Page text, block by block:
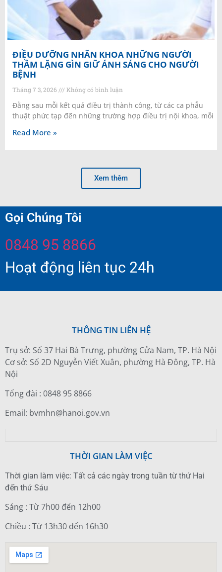
ĐIỀU DƯỠNG NHÃN KHOA NHỮNG NGƯỜI
THẦM LẶNG GÌN GIỮ ÁNH SÁNG CHO NGƯỜI
BỆNH
Tháng 7 3, 2026 Không có bình luận
Đằng sau mỗi kết quả điều trị thành công, từ các ca phẫu
thuật phức tạp đến những trường hợp điều trị nội khoa, mỗi
Read More »
Xem thêm
Gọi Chúng Tôi
0848 95 8866
Hoạt động liên tục 24h
THÔNG TIN LIÊN HỆ
Trụ sở: Số 37 Hai Bà Trưng, phường Cửa Nam, TP. Hà Nội
Cơ sở: Số 2D Nguyễn Viết Xuân, phường Hà Đông, TP. Hà
Nội
Tổng đài : 0848 95 8866
Email: bvmhn@hanoi.gov.vn
THỜI GIAN LÀM VIỆC
Thời gian làm việc: Tất cả các ngày trong tuần từ thứ Hai
đến thứ Sáu
Sáng : Từ 7h00 đến 12h00
Chiều : Từ 13h30 đến 16h30